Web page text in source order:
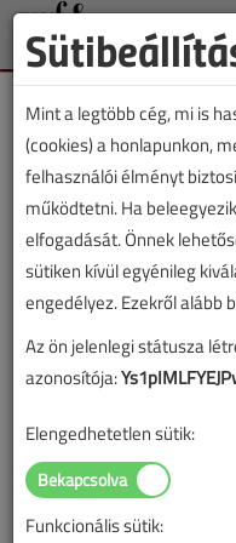
Lapszám:
Épületgépészet
MSZ EN 60079-
Gyártmányokra
követelmények II.
Mint a legtöbb cég, mi is
(cookies) a honlapunkon,
felhasználói élményt
működtetni. Ha
elfogadását. Önnek
sütiken kívül egyénileg
engedélyez. Ezekről alább
Az ön jelenlegi státusza
azonosítója:
Elengedhetetlen sütik:
Funkcionális sütik: